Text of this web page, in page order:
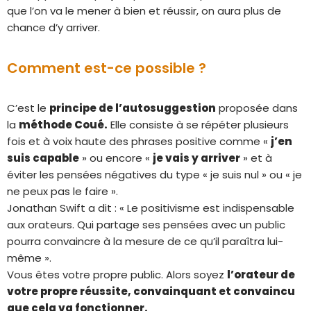
que l’on va le mener à bien et réussir, on aura plus de
chance d’y arriver.
Comment est-ce possible ?
C’est le principe de l’autosuggestion proposée dans
la méthode Coué. Elle consiste à se répéter plusieurs
fois et à voix haute des phrases positive comme « j’en
suis capable » ou encore « je vais y arriver » et à
éviter les pensées négatives du type « je suis nul » ou « je
ne peux pas le faire ».
Jonathan Swift a dit : « Le positivisme est indispensable
aux orateurs. Qui partage ses pensées avec un public
pourra convaincre à la mesure de ce qu’il paraîtra lui-
même ».
Vous êtes votre propre public. Alors soyez l’orateur de
votre propre réussite, convainquant et convaincu
que cela va fonctionner.